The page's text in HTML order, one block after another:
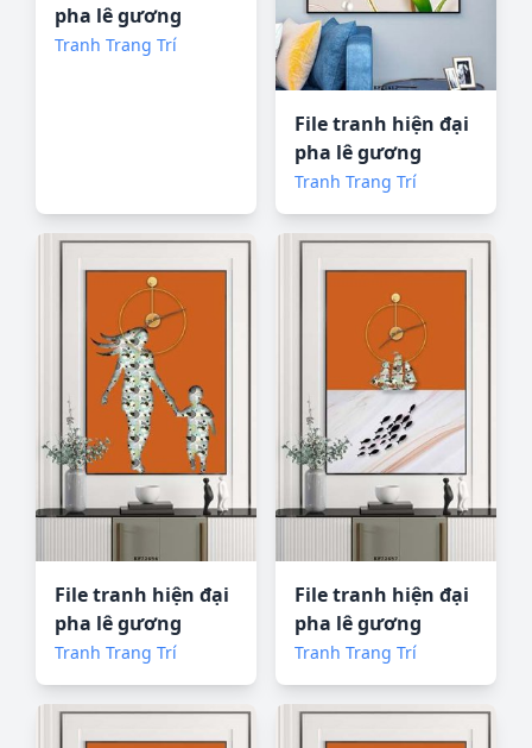
pha lê gương
KF67638
Tranh Trang Trí
File tranh hiện đại
pha lê gương
KF71412
Tranh Trang Trí
File tranh hiện đại
pha lê gương
KF72654
Tranh Trang Trí
File tranh hiện đại
pha lê gương
KF72657
Tranh Trang Trí